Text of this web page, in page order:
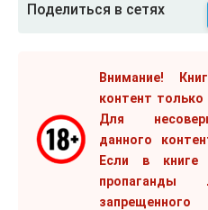
Поделиться в сетях
Внимание!
контент
Для
данного
Если в книге